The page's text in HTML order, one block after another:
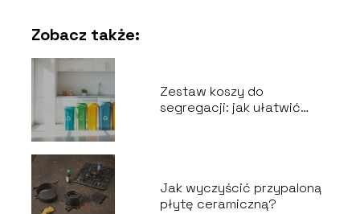
Zobacz także:
Zestaw koszy do
segregacji: jak ułatwić
Jak wyczyścić przypaloną
płytę ceramiczną?